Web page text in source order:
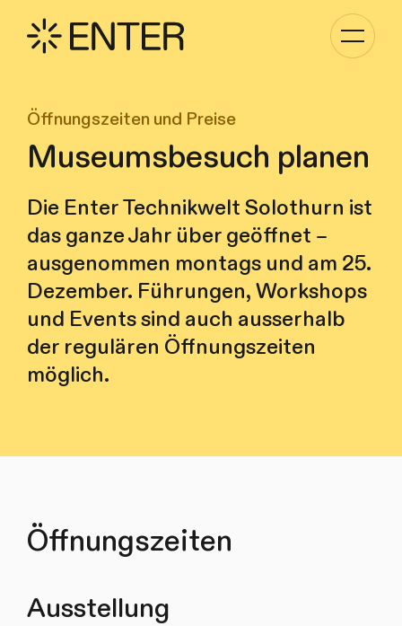
Öffnungszeiten und Preise
Museumsbesuch planen
Die Enter Technikwelt Solothurn ist
das ganze Jahr über geöffnet –
ausgenommen montags und am 25.
Dezember. Führungen, Workshops
und Events sind auch ausserhalb
der regulären Öffnungszeiten
möglich.
Öffnungszeiten
Ausstellung